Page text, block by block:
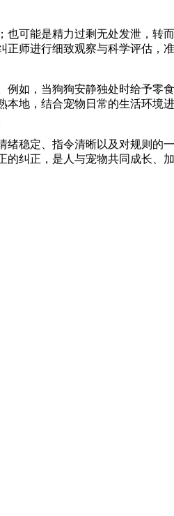
可能是精力过剩无处发泄，转
师进行细致观察与科学评估，
如，当狗狗安静独处时给予零
地，结合宠物日常的生活环境
稳定、指令清晰以及对规则的
纠正，是人与宠物共同成长、加